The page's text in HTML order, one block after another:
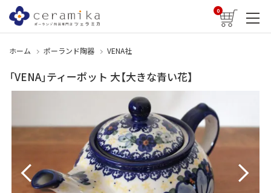
0
ホーム ポーランド陶器 VENA社
「VENA」ティーポット 大【大きな青い花】